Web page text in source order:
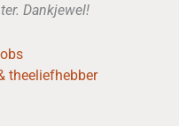
Dankjewel!
theeliefhebber